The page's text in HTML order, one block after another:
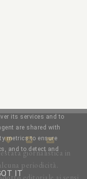
giornalistica in
periodicità.
its services and to
are shared with
metrics to ensure
and to detect and
IT